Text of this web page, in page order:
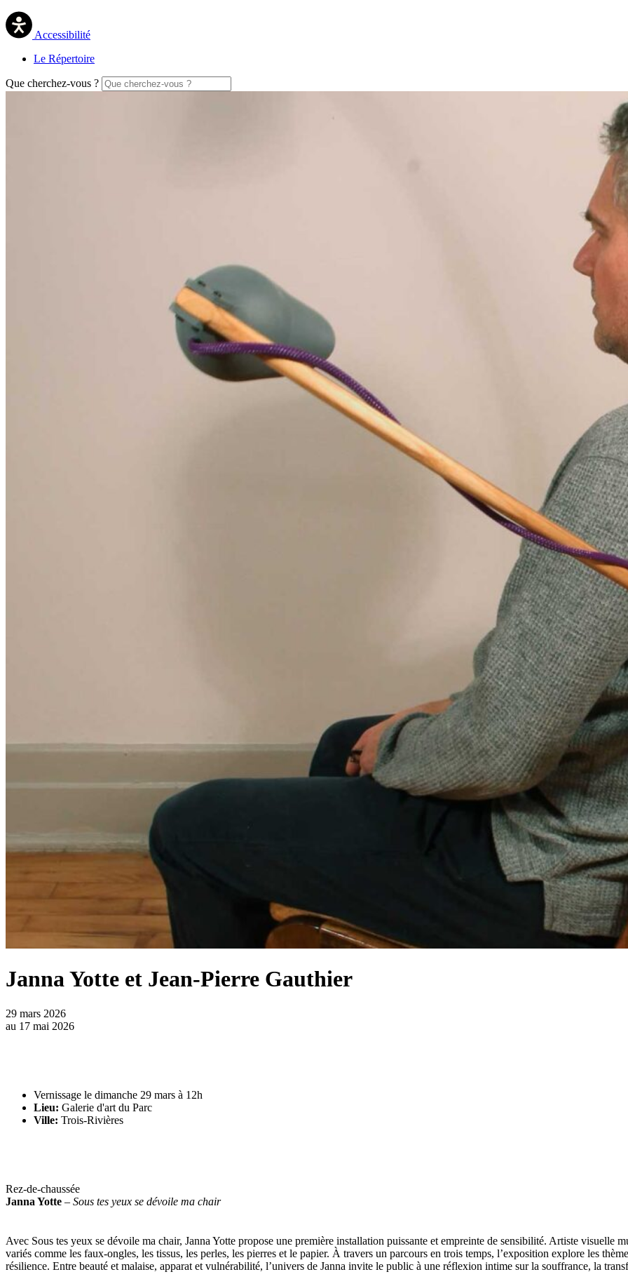
Accessibilité
Le Répertoire
Que cherchez-vous ?
Janna Yotte et Jean-Pierre Gauthier
29 mars 2026
au 17 mai 2026
Vernissage le dimanche 29 mars à 12h
Lieu: Galerie d'art du Parc
Ville: Trois-Rivières
Rez-de-chaussée
Janna Yotte – Sous tes yeux se dévoile ma chair
Avec Sous tes yeux se dévoile ma chair, Janna Yotte propose une première installation puissante et empreinte de sensibilité. Artiste
variés comme les faux-ongles, les tissus, les perles, les pierres et le papier. À travers un parcours en trois temps, l’exposition explore les
résilience. Entre beauté et malaise, apparat et vulnérabilité, l’univers de Janna invite le public à une réflexion intime sur la souffrance, la